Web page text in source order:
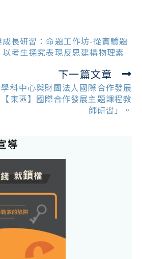
成長研習：命題工作坊-從實驗題
考生探究表現反思建構物理素
下一篇文章
科中心與財團法人國際合作發展
東區】國際合作發展主題課程教
師研習」。
導